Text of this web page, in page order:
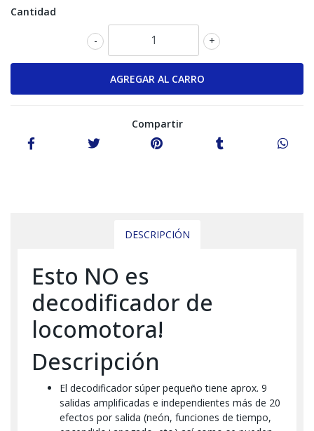
Cantidad
+
-
Compartir
DESCRIPCIÓN
Esto NO es
decodificador de
locomotora!
Descripción
El decodificador súper pequeño tiene aprox. 9
salidas amplificadas e independientes más de 20
efectos por salida (neón, funciones de tiempo,